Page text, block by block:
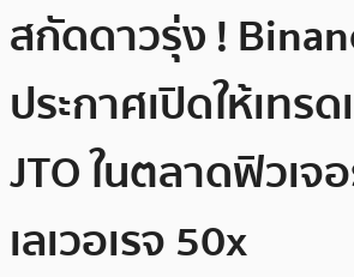
สกัดดาวรุ่ง !
ประกาศเปิดให้เทร
JTO ในตลาดฟิวเจ
เลเวอเรจ 50x